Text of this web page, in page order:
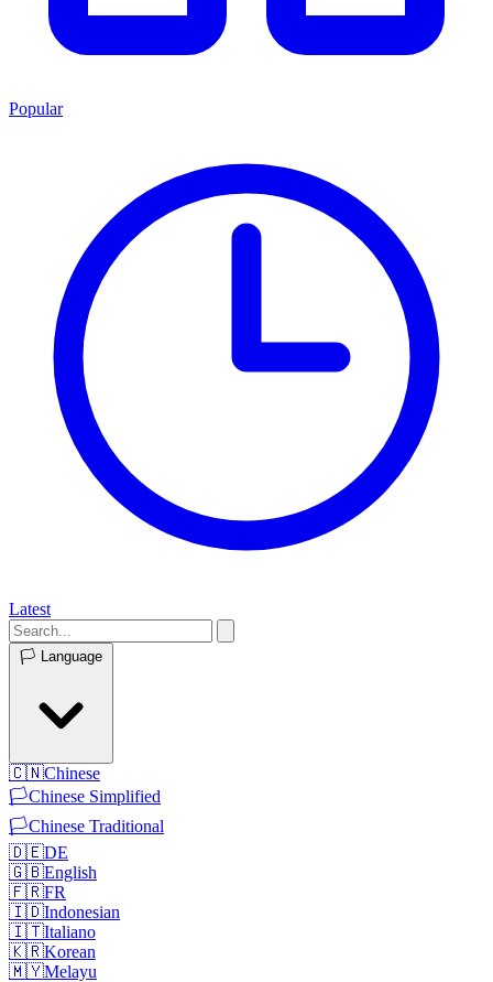
Popular
Latest
🏳️ Language
🇨🇳Chinese
🏳️Chinese Simplified
🏳️Chinese Traditional
🇩🇪DE
🇬🇧English
🇫🇷FR
🇮🇩Indonesian
🇮🇹Italiano
🇰🇷Korean
🇲🇾Melayu